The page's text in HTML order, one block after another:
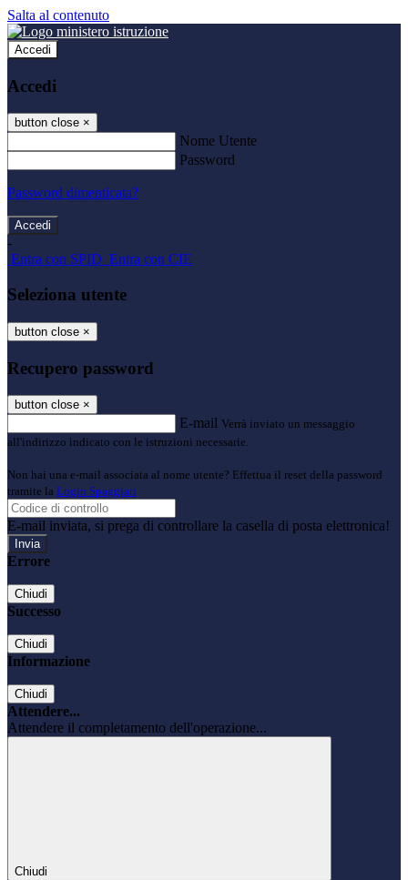
Salta al contenuto
Accedi
Accedi
button close ×
Nome Utente
Password
Password dimenticata?
-
Entra con SPID Entra con CIE
Seleziona utente
button close ×
Recupero password
button close ×
E-mail Verrà inviato un messaggio
all'indirizzo indicato con le istruzioni necessarie.
Non hai una e-mail associata al nome utente? Effettua il reset della password
tramite la Login Spaggiari
E-mail inviata, si prega di controllare la casella di posta elettronica!
Errore
Chiudi
Successo
Chiudi
Informazione
Chiudi
Attendere...
Attendere il completamento dell'operazione...
Chiudi